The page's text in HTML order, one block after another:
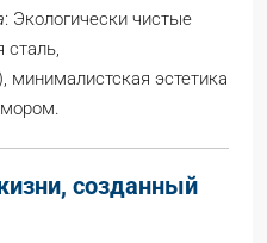
: Экологически чистые
минималистская эстетика
созданный